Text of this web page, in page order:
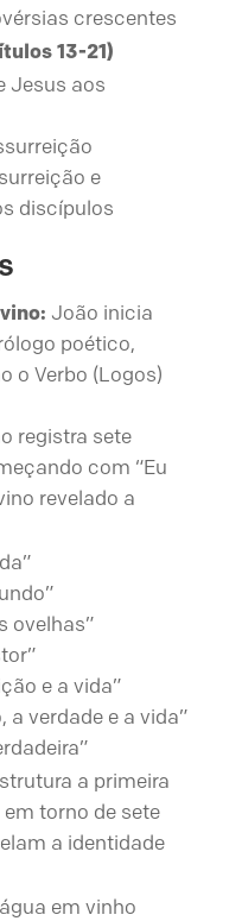
crescentes
13-21)
Jesus aos
e
discípulos
João inicia
poético,
o Verbo (Logos)
registra sete
com “Eu
revelado a
ovelhas”
e a vida”
a verdade e a vida”
a primeira
torno de sete
a identidade
em vinho